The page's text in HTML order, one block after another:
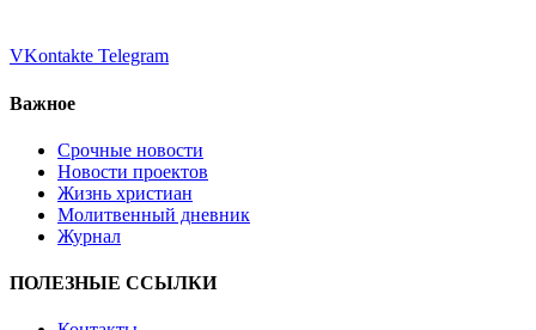
VKontakte Telegram
Важное
Срочные новости
Новости проектов
Жизнь христиан
Молитвенный дневник
Журнал
ПОЛЕЗНЫЕ ССЫЛКИ